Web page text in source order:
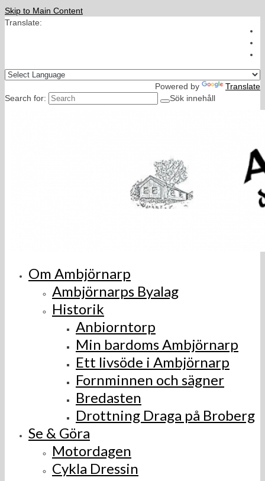
Skip to Main Content
Translate:
Powered by
Translate
Sök innehåll
Search for:
Om Ambjörnarp
Ambjörnarps Byalag
Historik
Anbiorntorp
Min bardoms Ambjörnarp
Ett livsöde i Ambjörnarp
Fornminnen och sägner
Bredasten
Drottning Draga på Broberg
Se & Göra
Motordagen
Cykla Dressin